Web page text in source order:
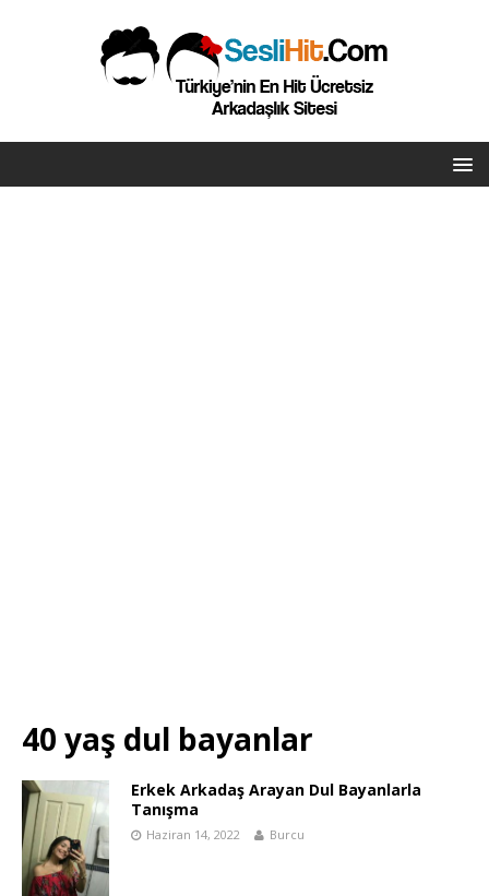
40 yaş dul bayanlar
Erkek Arkadaş Arayan Dul Bayanlarla
Tanışma
Haziran 14, 2022 Burcu